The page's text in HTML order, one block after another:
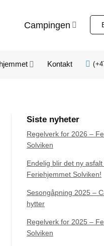
Campingen
Kontakt
Siste nyheter
Regelverk for 2026 –
Solviken
Endelig blir det ny asfalt
Feriehjemmet Solviken!
Sesongåpning 2025 –
hytter
Regelverk for 2025 –
Solviken